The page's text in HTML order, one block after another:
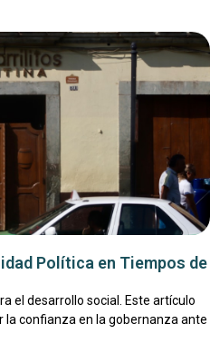
Política en Tiempos de
el desarrollo social. Este artículo
confianza en la gobernanza ante